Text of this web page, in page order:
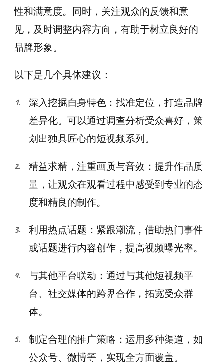
性和满意度。同时，关注观众的反馈和意
见，及时调整内容方向，有助于树立良好的
品牌形象。
以下是几个具体建议：
深入挖掘自身特色：找准定位，打造品牌
差异化。可以通过调查分析受众喜好，策
划出独具匠心的短视频系列。
精益求精，注重画质与音效：提升作品质
量，让观众在观看过程中感受到专业的态
度和精良的制作。
利用热点话题：紧跟潮流，借助热门事件
或话题进行内容创作，提高视频曝光率。
与其他平台联动：通过与其他短视频平
台、社交媒体的跨界合作，拓宽受众群
体。
制定合理的推广策略：运用多种渠道，如
公众号、微博等，实现全方面覆盖。